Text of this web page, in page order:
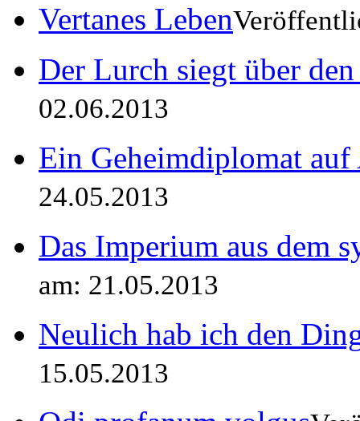
Vertanes Leben
Der Lurch siegt über
02.06.2013
Ein Geheimdiplomat auf
24.05.2013
Das Imperium aus dem
am: 21.05.2013
Neulich hab ich den
15.05.2013